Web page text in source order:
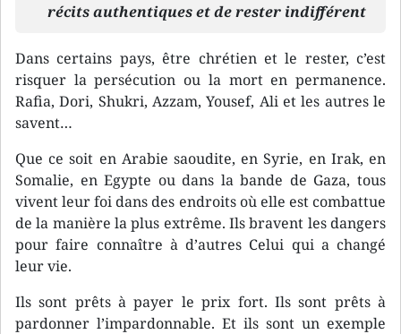
récits authentiques et de rester indifférent
Dans certains pays, être chrétien et le rester, c’est
risquer la persécution ou la mort en permanence.
Rafia, Dori, Shukri, Azzam, Yousef, Ali et les autres le
savent…
Que ce soit en Arabie saoudite, en Syrie, en Irak, en
Somalie, en Egypte ou dans la bande de Gaza, tous
vivent leur foi dans des endroits où elle est combattue
de la manière la plus extrême. Ils bravent les dangers
pour faire connaître à d’autres Celui qui a changé
leur vie.
Ils sont prêts à payer le prix fort. Ils sont prêts à
pardonner l’impardonnable. Et ils sont un exemple